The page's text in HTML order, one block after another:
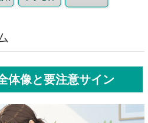
体像と要注意サイン